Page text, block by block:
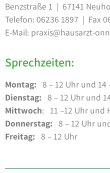
Benzstraße 1 | 67141
Telefon: 06236 1897 | Fax
E-Mail: praxis@hausarzt-
Sprechzeiten:
Montag: 8 – 12 Uhr und 14
Dienstag: 8 – 12 Uhr und
Mittwoch: 11 –12 Uhr und
Donnerstag: 8 – 12 Uhr
Freitag: 8 – 12 Uhr